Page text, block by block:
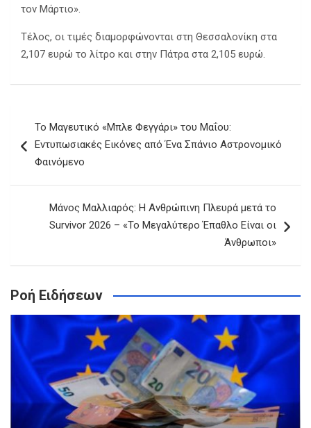
τον Μάρτιο».
Τέλος, οι τιμές διαμορφώνονται στη Θεσσαλονίκη στα
2,107 ευρώ το λίτρο και στην Πάτρα στα 2,105 ευρώ.
άρθρων
Το Μαγευτικό «Μπλε Φεγγάρι» του Μαΐου:
Εντυπωσιακές Εικόνες από Ένα Σπάνιο Αστρονομικό
Φαινόμενο
Μάνος Μαλλιαρός: Η Ανθρώπινη Πλευρά μετά το
Survivor 2026 – «Το Μεγαλύτερο Έπαθλο Είναι οι
Άνθρωποι»
Ροή Ειδήσεων